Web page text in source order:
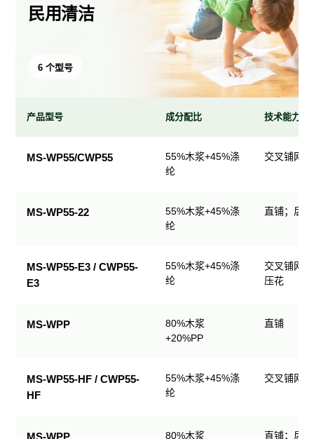
民用清洁
6 个型号
产品型号 成分配比 技术能力
MS-WP55/CWP55
55%木浆+45%涤
纶
交叉铺网
MS-WP55-22
55%木浆+45%涤
纶
直铺；后
MS-WP55-E3 / CWP55-
E3
55%木浆+45%涤
纶
交叉铺网
压花
MS-WPP
80%木浆
+20%PP
直铺
MS-WP55-HF / CWP55-
HF
55%木浆+45%涤
纶
交叉铺网
MS-WPP 80%木浆 直铺；后